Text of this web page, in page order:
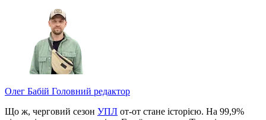
Олег Бабій Головний редактор
Що ж, черговий сезон УПЛ от-от стане історією. На 99,9%